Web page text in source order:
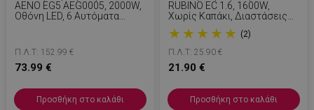
AENO EG5 AEG0005, 2000W,
Οθόνη LED, 6 Αυτόματα
Π.Λ.Τ: 152.99 €
73.99 €
Προσθήκη στο καλάθι
RUBINO ЕС 1.6, 1600W,
Χωρίς Καπάκι, Διαστάσεις
Επιφάνειας Εργασίας 34х24
Cm, Γκρι
★ ★ ★ ★ ★ (2)
Π.Λ.Τ: 25.90 €
21.90 €
Προσθήκη στο καλάθι